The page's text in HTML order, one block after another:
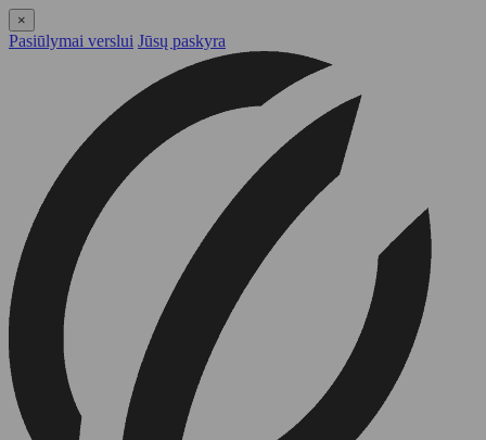
×
Pasiūlymai verslui Jūsų paskyra